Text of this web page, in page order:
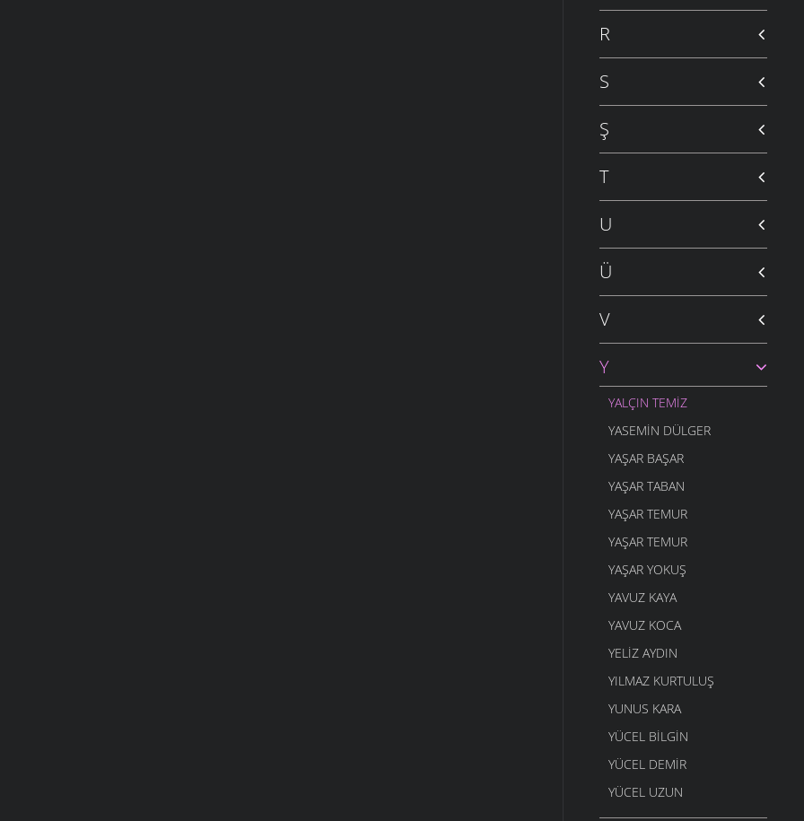
R
S
Ş
T
U
Ü
V
Y
YALÇIN TEMIZ
YASEMIN DÜLGER
YAŞAR BAŞAR
YAŞAR TABAN
YAŞAR TEMUR
YAŞAR TEMUR
YAŞAR YOKUŞ
YAVUZ KAYA
YAVUZ KOCA
YELIZ AYDIN
YILMAZ KURTULUŞ
YUNUS KARA
YÜCEL BILGIN
YÜCEL DEMIR
YÜCEL UZUN